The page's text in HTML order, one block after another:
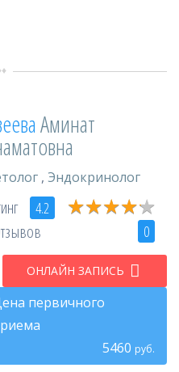
Аминат
, Эндокринолог
4.2 ★★★★★
★★★★★
0
ОНЛАЙН ЗАПИСЬ
первичного
5460 руб.